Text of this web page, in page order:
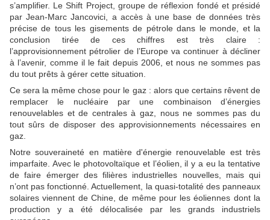
s’amplifier. Le Shift Project, groupe de réflexion fondé et présidé
par Jean-Marc Jancovici, a accès à une base de données très
précise de tous les gisements de pétrole dans le monde, et la
conclusion tirée de ces chiffres est très claire :
l’approvisionnement pétrolier de l’Europe va continuer à décliner
à l’avenir, comme il le fait depuis 2006, et nous ne sommes pas
du tout prêts à gérer cette situation.
Ce sera la même chose pour le gaz : alors que certains rêvent de
remplacer le nucléaire par une combinaison d’énergies
renouvelables et de centrales à gaz, nous ne sommes pas du
tout sûrs de disposer des approvisionnements nécessaires en
gaz.
Notre souveraineté en matière d'énergie renouvelable est très
imparfaite. Avec le photovoltaïque et l’éolien, il y a eu la tentative
de faire émerger des filières industrielles nouvelles, mais qui
n’ont pas fonctionné. Actuellement, la quasi-totalité des panneaux
solaires viennent de Chine, de même pour les éoliennes dont la
production y a été délocalisée par les grands industriels